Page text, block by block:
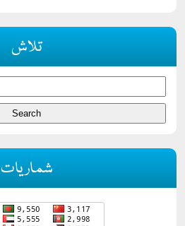
تلاش
شماریات